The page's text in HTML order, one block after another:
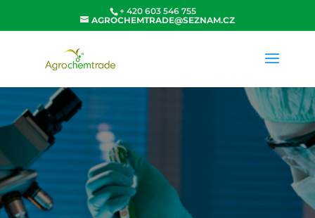
+ 420 603 546 755
AGROCHEMTRADE@SEZNAM.CZ